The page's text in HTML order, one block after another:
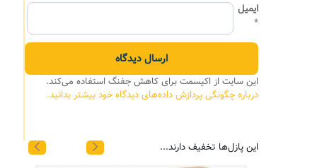
ایمیل
*
این سایت از اکیسمت برای کاهش جفنگ استفاده می‌کند.
درباره چگونگی پردازش داده‌های دیدگاه خود بیشتر بدانید.
این پازل‌ها تخفیف دارند...